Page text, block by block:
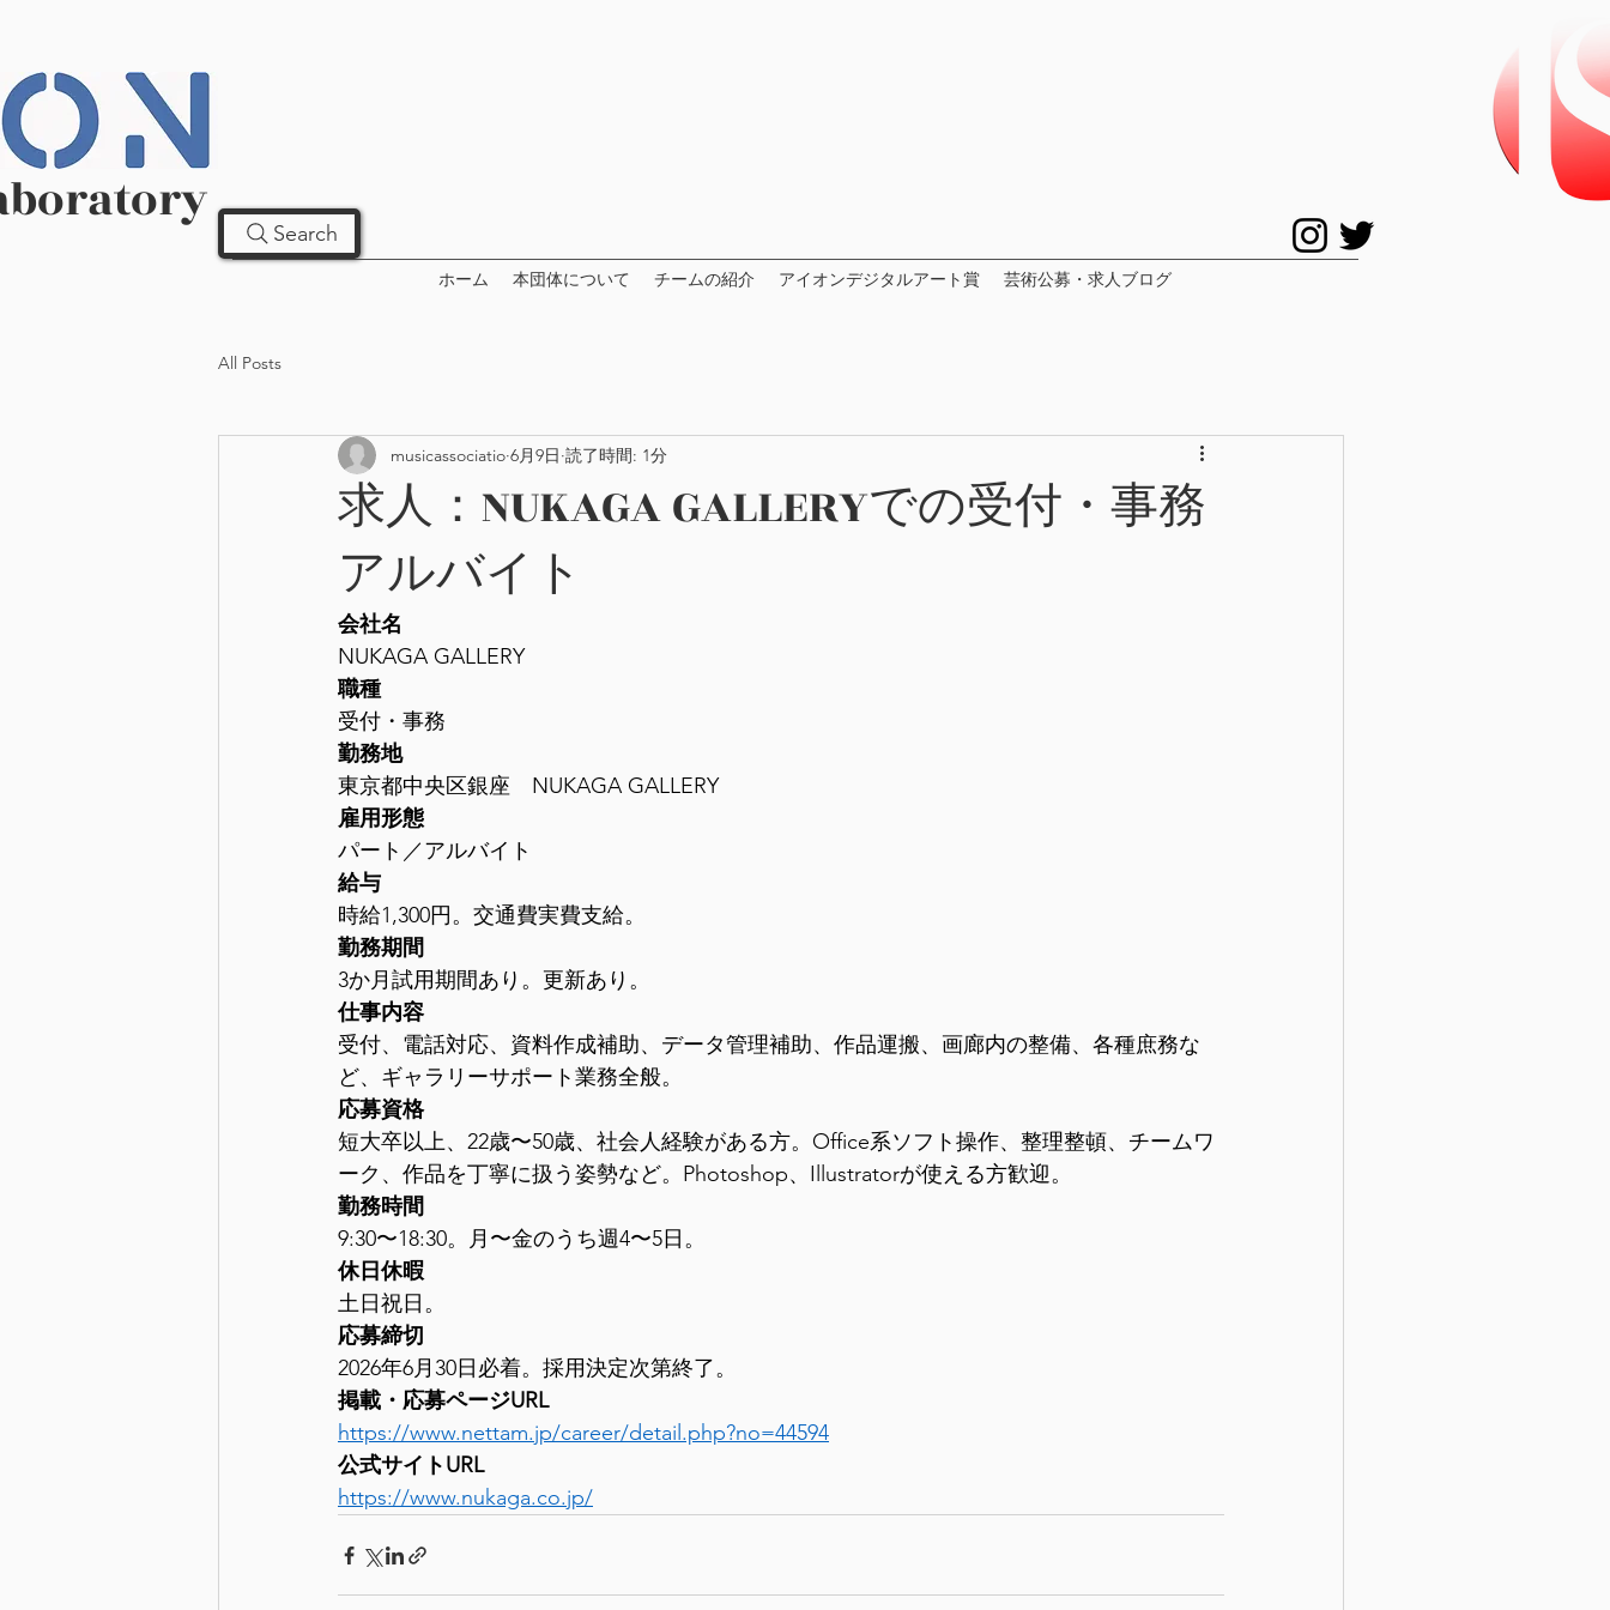
Search
ホーム 本団体について チームの紹介 アイオンデジタルアート賞 芸術公募・求人ブログ
All Posts
求人：NUKAGA GALLERYでの受付・事務
アルバイト
musicassociatio 6月9日 読了時間: 1分
会社名
NUKAGA GALLERY
職種
受付・事務
勤務地
東京都中央区銀座　NUKAGA GALLERY
雇用形態
パート／アルバイト
給与
時給1,300円。交通費実費支給。
勤務期間
3か月試用期間あり。更新あり。
仕事内容
受付、電話対応、資料作成補助、データ管理補助、作品運搬、画廊内の整備、各種庶務な
ど、ギャラリーサポート業務全般。
応募資格
短大卒以上、22歳〜50歳、社会人経験がある方。Office系ソフト操作、整理整頓、チームワ
ーク、作品を丁寧に扱う姿勢など。Photoshop、Illustratorが使える方歓迎。
勤務時間
9:30〜18:30。月〜金のうち週4〜5日。
休日休暇
土日祝日。
応募締切
2026年6月30日必着。採用決定次第終了。
掲載・応募ページURL
https://www.nettam.jp/career/detail.php?no=44594
公式サイトURL
https://www.nukaga.co.jp/